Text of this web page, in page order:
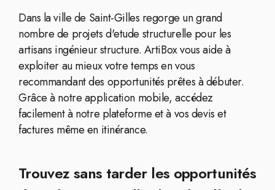
Dans la ville de Saint-Gilles regorge un grand
nombre de projets d'etude structurelle pour les
artisans ingénieur structure. ArtiBox vous aide à
exploiter au mieux votre temps en vous
recommandant des opportunités prêtes à débuter.
Grâce à notre application mobile, accédez
facilement à notre plateforme et à vos devis et
factures même en itinérance.
Trouvez sans tarder les opportunités